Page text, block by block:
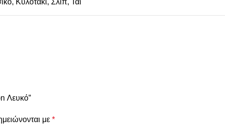
, Κυλοτάκι, Σλιπ, Ται
Λευκό”
με *